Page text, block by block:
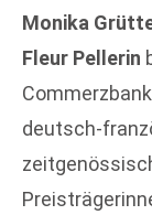
Monika
Fleur Pellerin
deutsch-